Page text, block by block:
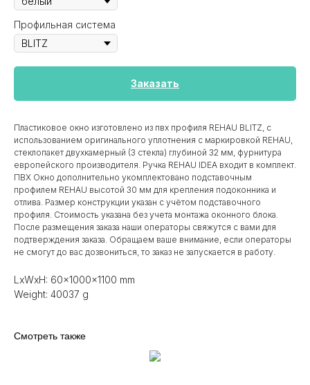
Профильная система
Заказать
Пластиковое окно изготовлено из пвх профиля REHAU BLITZ, с
использованием оригинального уплотнения с маркировкой REHAU,
стеклопакет двухкамерный (3 стекла) глубиной 32 мм, фурнитура
европейского производителя. Ручка REHAU IDEA входит в комплект.
ПВХ Окно дополнительно укомплектовано подставочным
профилем REHAU высотой 30 мм для крепления подоконника и
отлива. Размер конструкции указан c учётом подставочного
профиля. Стоимость указана без учета монтажа оконного блока.
После размещения заказа наши операторы свяжутся с вами для
подтверждения заказа. Обращаем ваше внимание, если операторы
не смогут до вас дозвониться, то заказ не запускается в работу.
LxWxH: 60x1000x1100 mm
Weight: 40037 g
Смотреть также